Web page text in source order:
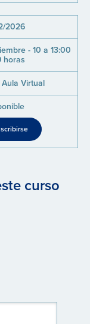
2026
- 10 a 13:00
horas
Virtual
curso